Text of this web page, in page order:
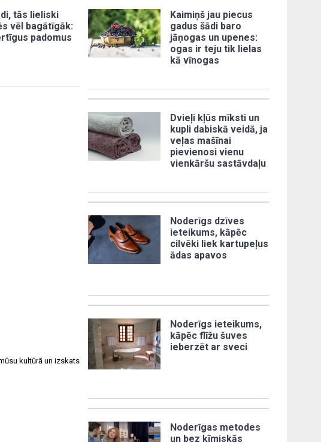
tās lieliski
vēl bagātīgāk:
padomus
kultūrā un izskats
Kaimiņš jau piecus
gadus šādi baro
jāņogas un upenes:
ogas ir teju tik lielas
kā vīnogas
Dvieļi kļūs mīksti un
kupli dabiskā veidā, ja
veļas mašīnai
pievienosi vienu
vienkāršu sastāvdaļu
Noderīgs dzīves
ieteikums, kāpēc
cilvēki liek kartupeļus
ādas apavos
Noderīgs ieteikums,
kāpēc flīžu šuves
ieberzēt ar sveci
Noderīgas metodes
un bez ķīmiskās